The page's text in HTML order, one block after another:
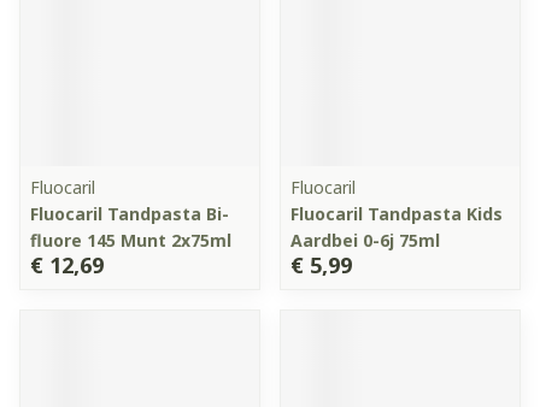
Fluocaril
Fluocaril Tandpasta Bi-
fluore 145 Munt 2x75ml
€ 12,69
Fluocaril
Fluocaril Tandpasta Kids
Aardbei 0-6j 75ml
€ 5,99